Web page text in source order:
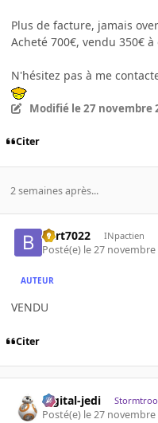
Plus de facture, jamais
Acheté 700€, vendu 350€
N'hésitez pas à me
Modifié le 27 novembre
Citer
2 semaines après...
bart7022 INpactien
Posté(e) le 27 novembre
AUTEUR
VENDU
Citer
digital-jedi
Posté(e) le 27 novembre